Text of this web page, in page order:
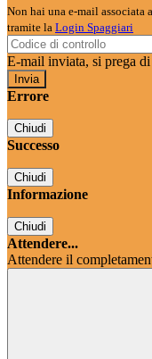
Non hai una e-mail associata
tramite la Login Spaggiari
E-mail inviata, si prega
Errore
Chiudi
Successo
Chiudi
Informazione
Chiudi
Attendere...
Attendere il